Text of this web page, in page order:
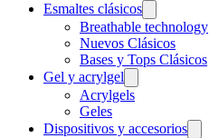
Esmaltes clásicos
Breathable technology
Nuevos Clásicos
Bases y Tops Clásicos
Gel y acrylgel
Acrylgels
Geles
Dispositivos y accesorios